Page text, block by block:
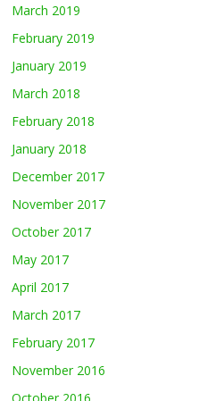
March 2019
February 2019
January 2019
March 2018
February 2018
January 2018
December 2017
November 2017
October 2017
May 2017
April 2017
March 2017
February 2017
November 2016